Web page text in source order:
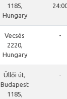
1185,
Hungary
Vecsés
2220,
Hungary
-
Üllői út,
Budapest
1185,
-